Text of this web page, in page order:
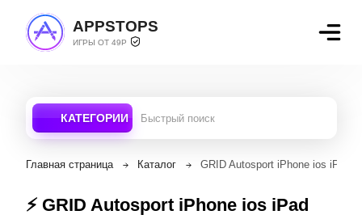
APPSTOPS
ИГРЫ ОТ 49Р
КАТЕГОРИИ
Главная страница Каталог GRID Autosport iPhone ios iPad
⚡️ GRID Autosport iPhone ios iPad